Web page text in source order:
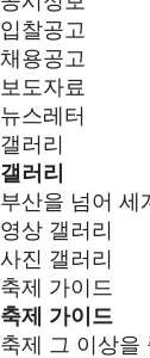
입찰공고
채용공고
보도자료
뉴스레터
갤러리
갤러리
부산을 넘어 세
영상 갤러리
사진 갤러리
축제 가이드
축제 가이드
축제 그 이상을